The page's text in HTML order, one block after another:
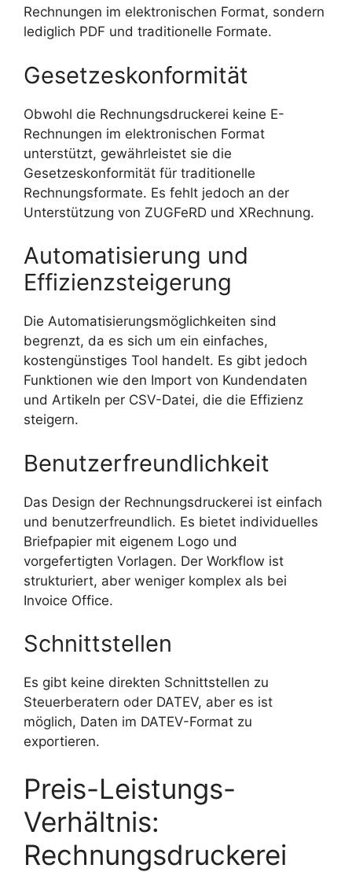
Rechnungen im elektronischen Format, sondern
lediglich PDF und traditionelle Formate.
Gesetzeskonformität
Obwohl die Rechnungsdruckerei keine E-
Rechnungen im elektronischen Format
unterstützt, gewährleistet sie die
Gesetzeskonformität für traditionelle
Rechnungsformate. Es fehlt jedoch an der
Unterstützung von ZUGFeRD und XRechnung.
Automatisierung und
Effizienzsteigerung
Die Automatisierungsmöglichkeiten sind
begrenzt, da es sich um ein einfaches,
kostengünstiges Tool handelt. Es gibt jedoch
Funktionen wie den Import von Kundendaten
und Artikeln per CSV-Datei, die die Effizienz
steigern.
Benutzerfreundlichkeit
Das Design der Rechnungsdruckerei ist einfach
und benutzerfreundlich. Es bietet individuelles
Briefpapier mit eigenem Logo und
vorgefertigten Vorlagen. Der Workflow ist
strukturiert, aber weniger komplex als bei
Invoice Office.
Schnittstellen
Es gibt keine direkten Schnittstellen zu
Steuerberatern oder DATEV, aber es ist
möglich, Daten im DATEV-Format zu
exportieren.
Preis-Leistungs-
Verhältnis:
Rechnungsdruckerei